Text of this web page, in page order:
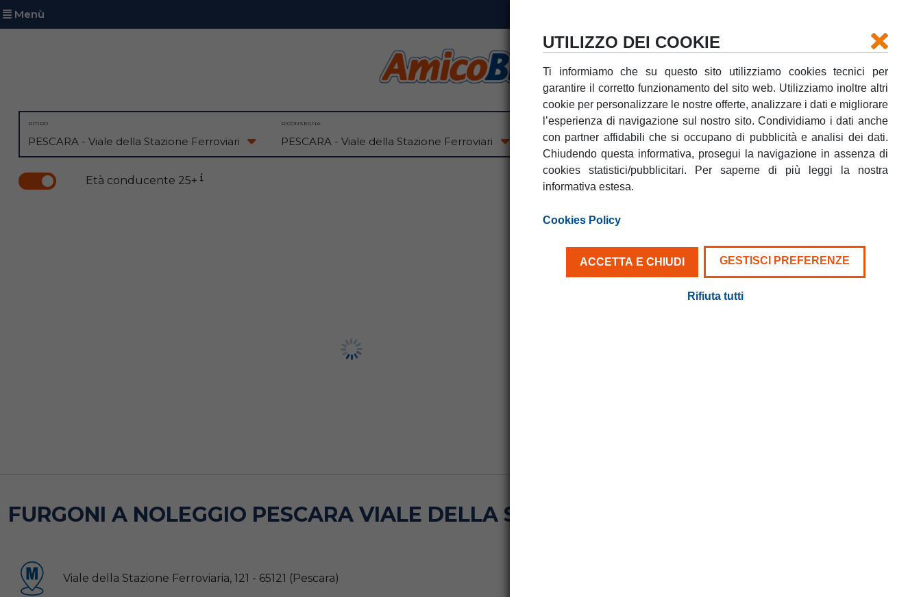
Menù
RITIRO RICONSEGNA DATA RITIRO
09 AGO
DOM
DATA RICONSEGNA
10 AGO
LUN
Età conducente 25+ CERCA IL TUO FURGONE
FURGONI A NOLEGGIO PESCARA VIALE DELLA STAZIONE FERROVIARIA, 121
Viale della Stazione Ferroviaria, 121 - 65121 (Pescara)
UTILIZZO DEI COOKIE
Ti informiamo che su questo sito utilizziamo cookies tecnici per
garantire il corretto funzionamento del sito web. Utilizziamo inoltre altri
cookie per personalizzare le nostre offerte, analizzare i dati e migliorare
l’esperienza di navigazione sul nostro sito. Condividiamo i dati anche
con partner affidabili che si occupano di pubblicità e analisi dei dati.
Chiudendo questa informativa, prosegui la navigazione in assenza di
cookies statistici/pubblicitari. Per saperne di più leggi la nostra
informativa estesa.
Cookies Policy
ACCETTA E CHIUDI GESTISCI PREFERENZE
Rifiuta tutti